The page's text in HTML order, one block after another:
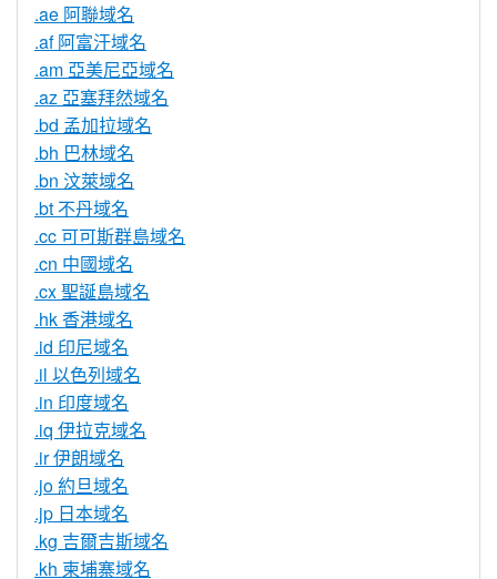
.ae 阿聯域名
.af 阿富汗域名
.am 亞美尼亞域名
.az 亞塞拜然域名
.bd 孟加拉域名
.bh 巴林域名
.bn 汶萊域名
.bt 不丹域名
.cc 可可斯群島域名
.cn 中國域名
.cx 聖誕島域名
.hk 香港域名
.id 印尼域名
.il 以色列域名
.in 印度域名
.iq 伊拉克域名
.ir 伊朗域名
.jo 約旦域名
.jp 日本域名
.kg 吉爾吉斯域名
.kh 柬埔寨域名